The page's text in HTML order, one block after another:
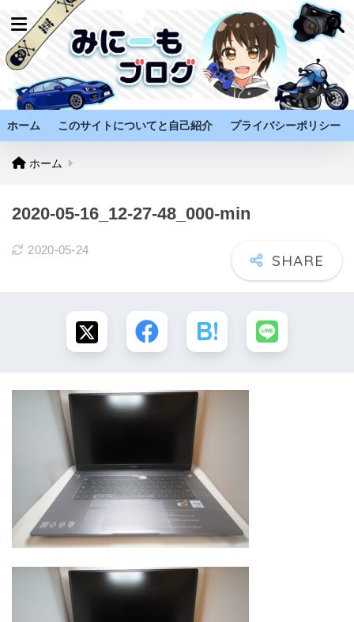
ホーム このサイトについてと自己紹介 プライバシーポリシー
ホーム
2020-05-16_12-27-48_000-min
2020-05-24